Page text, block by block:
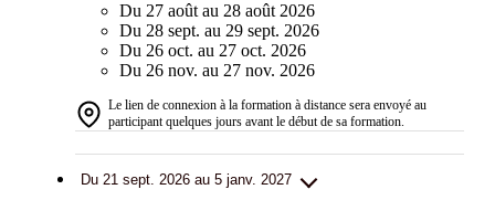
Du 27 août au 28 août 2026
Du 28 sept. au 29 sept. 2026
Du 26 oct. au 27 oct. 2026
Du 26 nov. au 27 nov. 2026
Le lien de connexion à la formation à distance sera envoyé au
participant quelques jours avant le début de sa formation.
Du 21 sept. 2026 au 5 janv. 2027